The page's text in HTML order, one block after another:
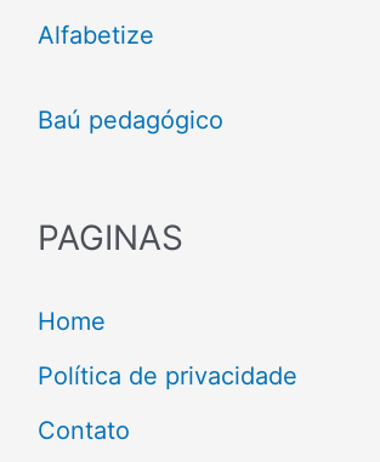
Alfabetize
Baú pedagógico
PAGINAS
Home
Política de privacidade
Contato